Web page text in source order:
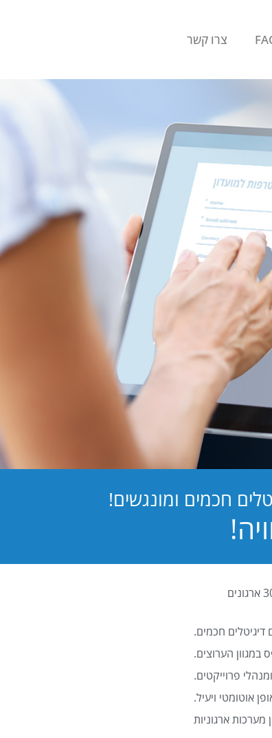
צרו קשר
חכמים ומונגשים!
PB Digital (PrintBOS Digital) הינה המערכת לטפסים דיגיטלים המובילה בישראל ומותקנת אצל כ-300 ארגונים
חכמים.
במגוון הערוצים.
פרוייקטים.